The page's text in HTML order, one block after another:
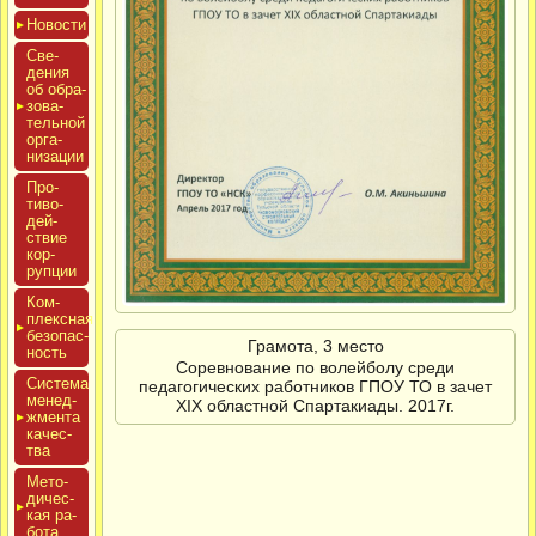
Новос­ти
Све­
дения
об об­ра­
зова­
тель­ной
ор­га­
низа­ции
Про­
тиво­
дей­
ствие
кор­
рупции
Ком­
плексная
бе­зопас­
ность
Сис­те­ма
ме­нед­
жмен­та
ка­чес­
тва
Мето­
дичес­
кая ра­
бота
Грамота, 3 место
Соревнование по волейболу среди
педагогических работников ГПОУ ТО в зачет
XIX областной Спартакиады. 2017г.